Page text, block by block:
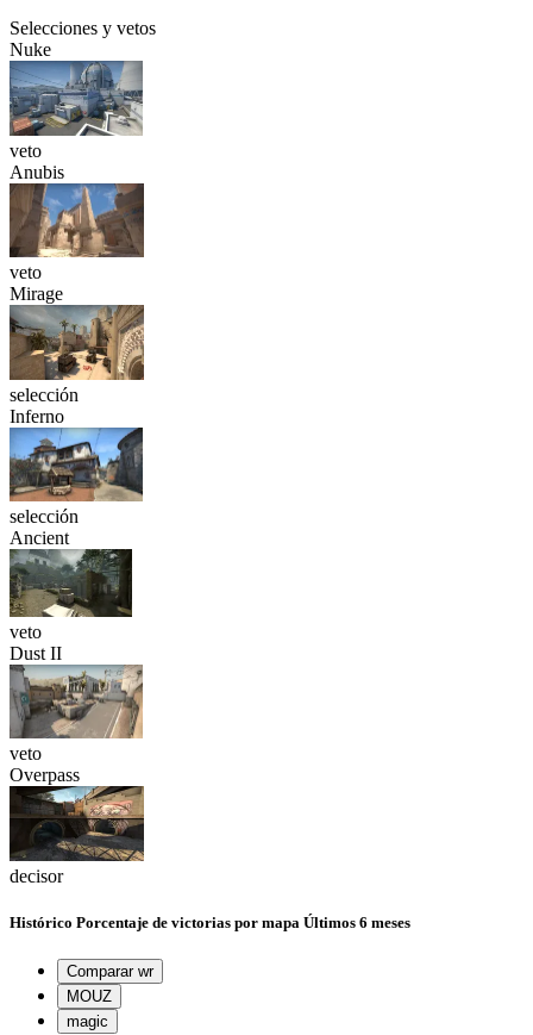
Selecciones y vetos
Nuke
veto
Anubis
veto
Mirage
selección
Inferno
selección
Ancient
veto
Dust II
veto
Overpass
decisor
Histórico Porcentaje de victorias por mapa Últimos 6 meses
Comparar wr
MOUZ
magic